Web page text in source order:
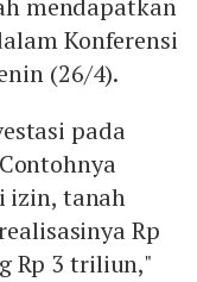
mendapatkan
Konferensi
(26/4).
pada
izin, tanah
Rp
Rp 3 triliun,"